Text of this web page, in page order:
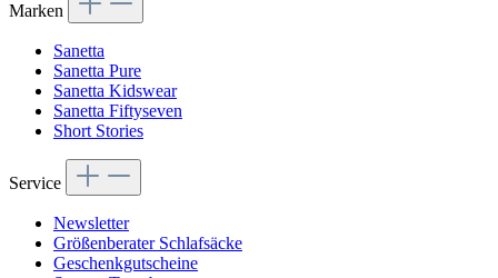
Marken
Sanetta
Sanetta Pure
Sanetta Kidswear
Sanetta Fiftyseven
Short Stories
Service
Newsletter
Größenberater Schlafsäcke
Geschenkgutscheine